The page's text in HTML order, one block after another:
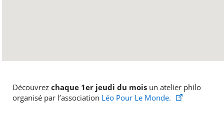
Découvrezchaque 1er jeudi du moisun atelier philo
organisé par l’association Léo Pour Le Monde.